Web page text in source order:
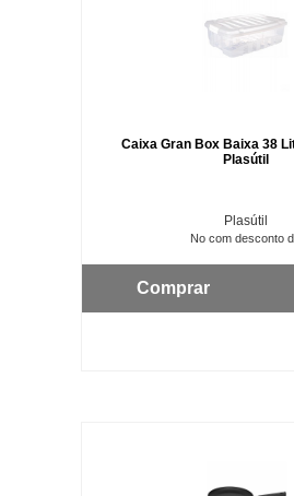
Caixa Gran Box Baixa 38
Plasútil
Plasútil
No com desconto
Comprar